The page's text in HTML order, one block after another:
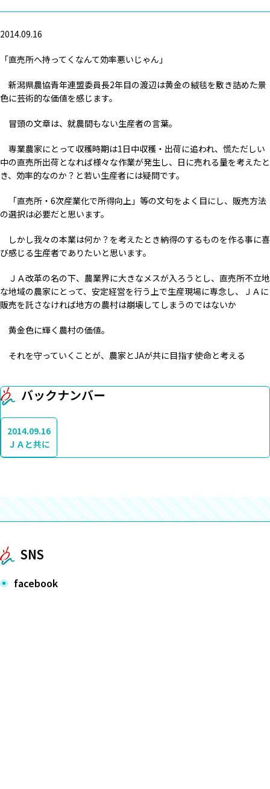
2014.09.16
「直売所へ持ってくなんて効率悪いじゃん」
新潟県農協青年連盟委員長2年目の渡辺は黄金の絨毯を敷き詰めた景
色に芸術的な価値を感じます。
冒頭の文章は、就農間もない生産者の言葉。
専業農家にとって収穫時期は1日中収穫・出荷に追われ、慌ただしい
中の直売所出荷となれば様々な作業が発生し、日に売れる量を考えたと
き、効率的なのか？と若い生産者には疑問です。
「直売所・6次産業化で所得向上」等の文句をよく目にし、販売方法
の選択は必要だと思います。
しかし我々の本業は何か？を考えたとき納得のするものを作る事に喜
び感じる生産者でありたいと思います。
ＪＡ改革の名の下、農業界に大きなメスが入ろうとし、直売所不立地
な地域の農家にとって、安定経営を行う上で生産現場に専念し、ＪＡに
販売を託さなければ地方の農村は崩壊してしまうのではないか
黄金色に輝く農村の価値。
それを守っていくことが、農家とJAが共に目指す使命と考える
バックナンバー
2014.09.16
ＪＡと共に
SNS
facebook